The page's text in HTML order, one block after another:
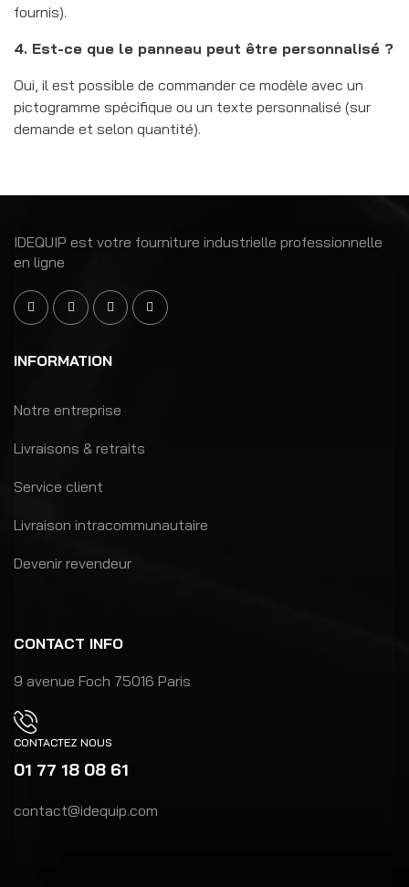
fournis).
4. Est-ce que le panneau peut être personnalisé ?
Oui, il est possible de commander ce modèle avec un
pictogramme spécifique ou un texte personnalisé (sur
demande et selon quantité).
IDEQUIP est votre fourniture industrielle professionnelle
en ligne
INFORMATION
Notre entreprise
Livraisons & retraits
Service client
Livraison intracommunautaire
Devenir revendeur
CONTACT INFO
9 avenue Foch 75016 Paris
CONTACTEZ NOUS
01 77 18 08 61
contact@idequip.com